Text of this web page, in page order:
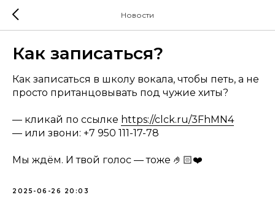
Новости
Как записаться?
Как записаться в школу вокала, чтобы петь, а не
просто пританцовывать под чужие хиты?
— кликай по ссылке https://clck.ru/3FhMN4
— или звони: +7 950 111-17-78
Мы ждём. И твой голос — тоже 🤌🏻❤️
2025-06-26 20:03